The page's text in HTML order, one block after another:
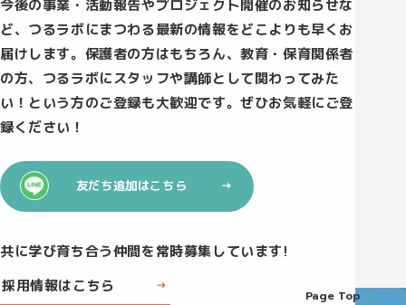
今後の事業・活動報告やプロジェクト開催のお知らせな
ど、つるラボにまつわる最新の情報をどこよりも早くお
届けします。保護者の方はもちろん、教育・保育関係者
の方、つるラボにスタッフや講師として関わってみた
い！という方のご登録も大歓迎です。ぜひお気軽にご登
録ください！
友だち追加はこちら
共に学び育ち合う仲間を常時募集しています!
採用情報はこちら
Page Top